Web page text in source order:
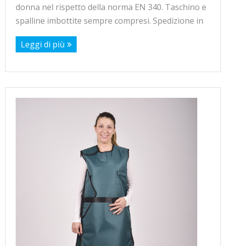
donna nel rispetto della norma EN 340. Taschino e
spalline imbottite sempre compresi. Spedizione in
Leggi di più